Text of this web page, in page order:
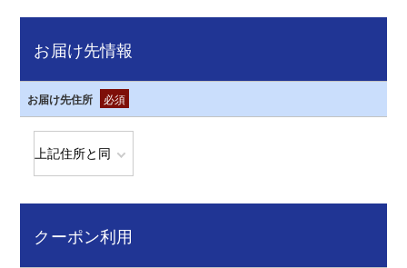
お届け先情報
お届け先住所 必須
クーポン利用